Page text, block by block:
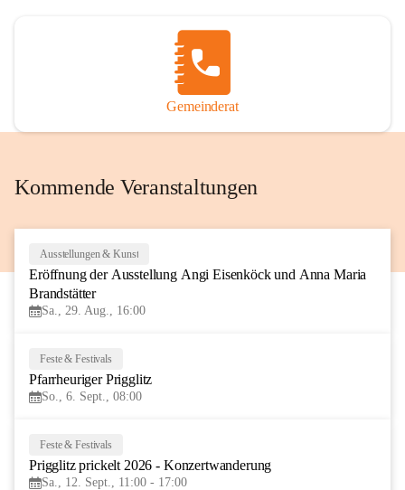
Gemeinderat
Kommende Veranstaltungen
AUG
Ausstellungen & Kunst
Eröffnung der Ausstellung Angi Eisenköck und Anna Maria
Brandstätter
Sa., 29. Aug., 16:00
Feste & Festivals
Pfarrheuriger Prigglitz
So., 6. Sept., 08:00
Feste & Festivals
Prigglitz prickelt 2026 - Konzertwanderung
Sa., 12. Sept., 11:00 - 17:00